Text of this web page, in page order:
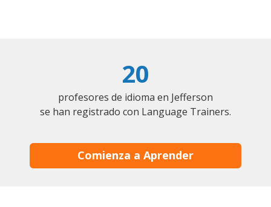
20
profesores de idioma en Jefferson
se han registrado con Language Trainers.
Comienza a Aprender